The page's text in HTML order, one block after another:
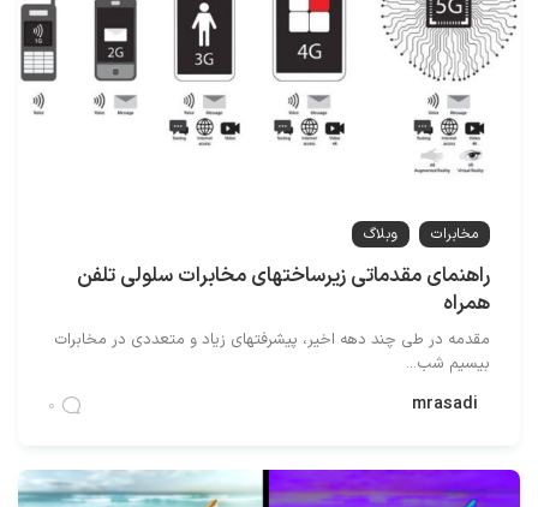
مخابرات وبلاگ
راهنمای مقدماتی زیرساختهای مخابرات سلولی تلفن
همراه
مقدمه در طی چند دهه اخیر، پیشرفتهای زیاد و متعددی در مخابرات
بیسیم شب...
mrasadi
0